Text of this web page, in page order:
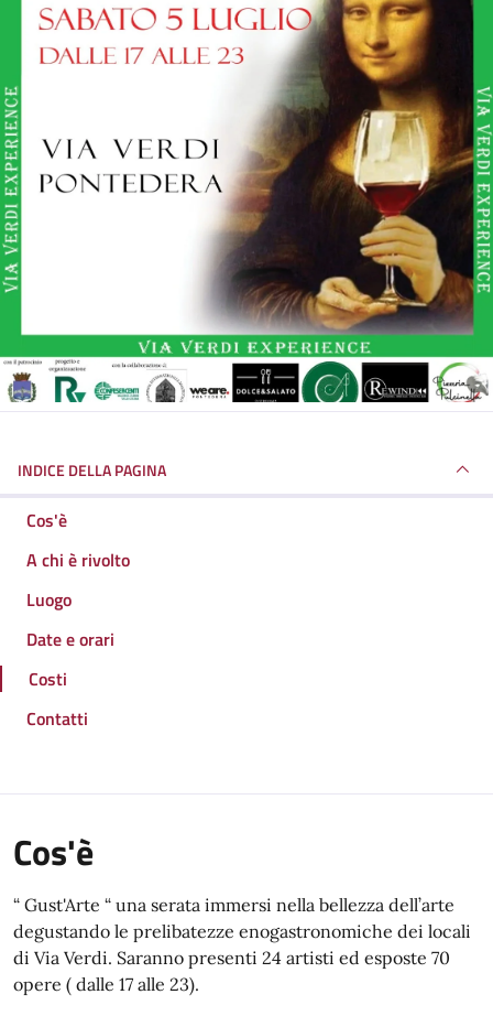
INDICE DELLA PAGINA
Cos'è
A chi è rivolto
Luogo
Date e orari
Costi
Contatti
Cos'è
“ Gust'Arte “ una serata immersi nella bellezza dell’arte
degustando le prelibatezze enogastronomiche dei locali
di Via Verdi. Saranno presenti 24 artisti ed esposte 70
opere ( dalle 17 alle 23).